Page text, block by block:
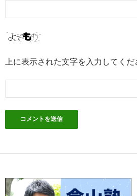
上に表示された文字を入力してくだ